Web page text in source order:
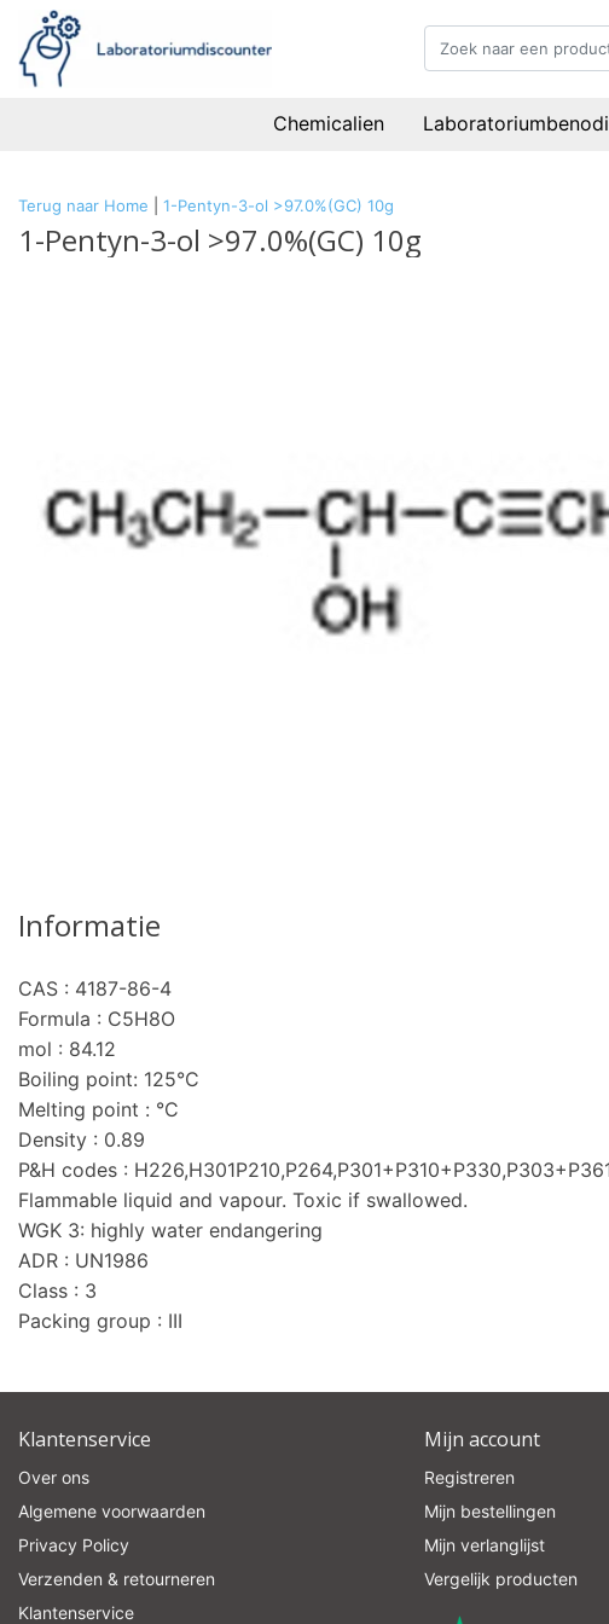
Chemicalien
Terug naar Home 1-Pentyn-3-ol >97.0%(GC) 10g
1-Pentyn-3-ol >97.0%(GC) 10g
Informatie
CAS : 4187-86-4
Formula : C5H8O
mol : 84.12
Boiling point: 125°C
Melting point : °C
Density : 0.89
P&H codes :
Flammable liquid and vapour. Toxic if swallowed.
WGK 3: highly water endangering
ADR : UN1986
Class : 3
Packing group : III
Klantenservice
Over ons
Algemene voorwaarden
Privacy Policy
Verzenden & retourneren
Klantenservice
Mijn account
Registreren
Mijn bestellingen
Mijn verlanglijst
Vergelijk producten